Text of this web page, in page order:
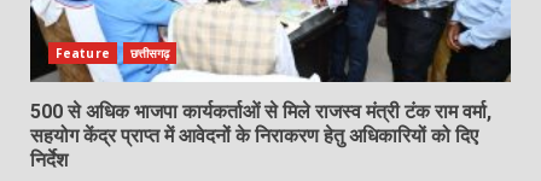
Feature छत्तीसगढ़
500 से अधिक भाजपा कार्यकर्ताओं से मिले राजस्व मंत्री टंक राम वर्मा,
सहयोग केंद्र प्राप्त में आवेदनों के निराकरण हेतु अधिकारियों को दिए
निर्देश